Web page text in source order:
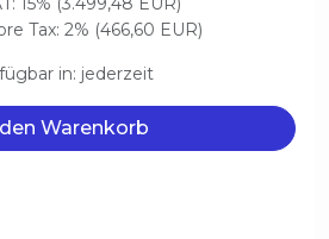
Tax: 2% (466,60 EUR)
in: jederzeit
den Warenkorb